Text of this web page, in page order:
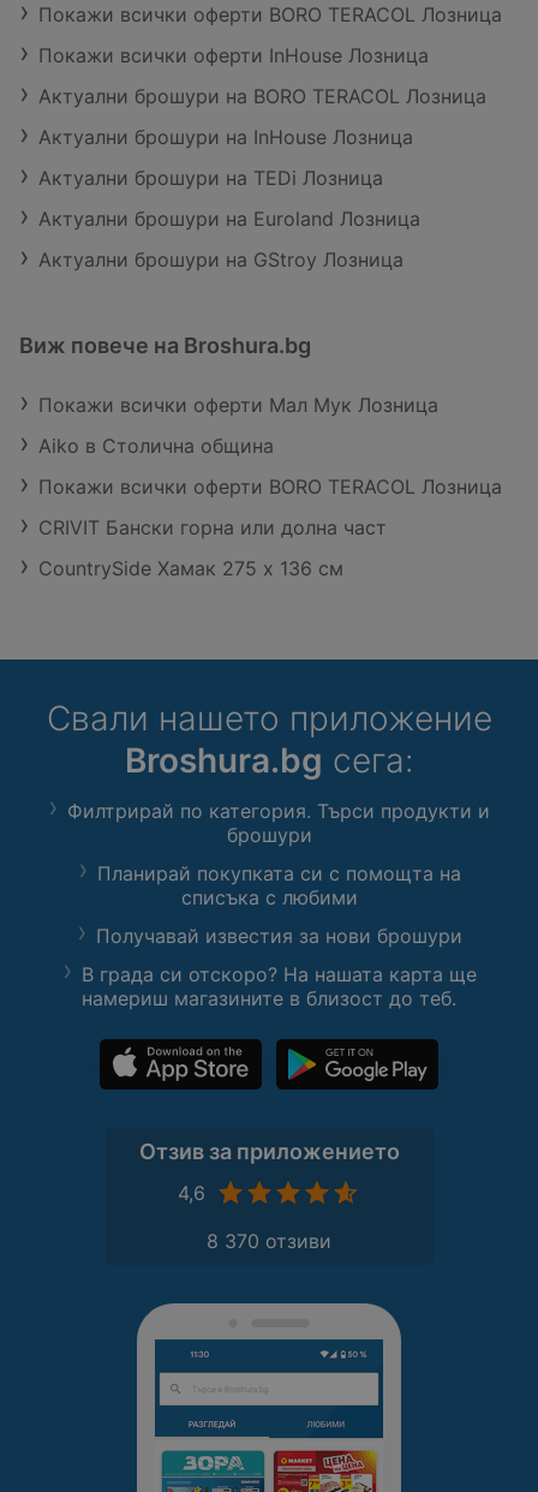
Покажи всички оферти BORO TERACOL Лозница
Покажи всички оферти InHouse Лозница
Актуални брошури на BORO TERACOL Лозница
Актуални брошури на InHouse Лозница
Актуални брошури на TEDi Лозница
Актуални брошури на Euroland Лозница
Актуални брошури на GStroy Лозница
Виж повече на Broshura.bg
Покажи всички оферти Мал Мук Лозница
Aiko в Столична община
Покажи всички оферти BORO TERACOL Лозница
CRIVIT Бански горна или долна част
CountrySide Хамак 275 х 136 см
Свали нашето приложение
Broshura.bg сега:
Филтрирай по категория. Търси продукти и
брошури
Планирай покупката си с помощта на
списъка с любими
Получавай известия за нови брошури
В града си отскоро? На нашата карта ще
намериш магазините в близост до теб.
Отзив за приложението
4,6
8 370 отзиви